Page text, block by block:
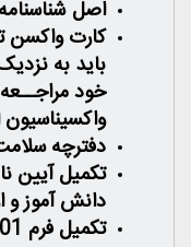
اصل شناسنامه
کارت واکسن
باید به
خود
واکسیناسیون
دفترچه
تکمیل آیین
دانش آموز و
تکمیل فرم 201